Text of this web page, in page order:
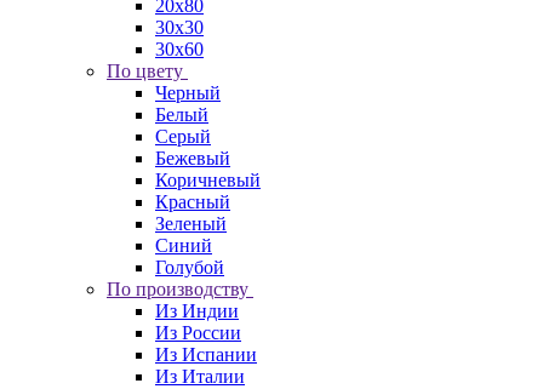
20x80
30x30
30x60
По цвету
Черный
Белый
Серый
Бежевый
Коричневый
Красный
Зеленый
Синий
Голубой
По производству
Из Индии
Из России
Из Испании
Из Италии